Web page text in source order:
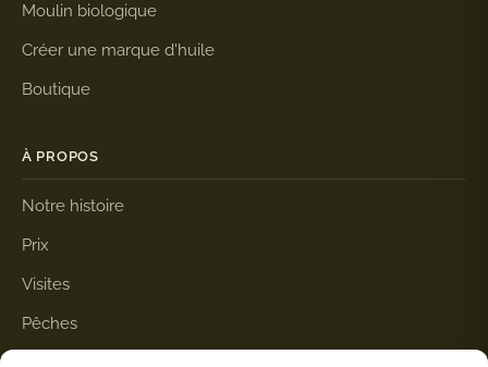
Moulin biologique
Créer une marque d'huile
Boutique
À PROPOS
Notre histoire
Prix
Visites
Pêches